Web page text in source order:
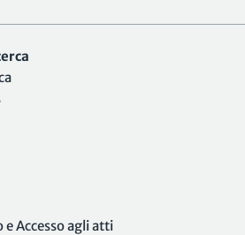
e Accesso agli atti